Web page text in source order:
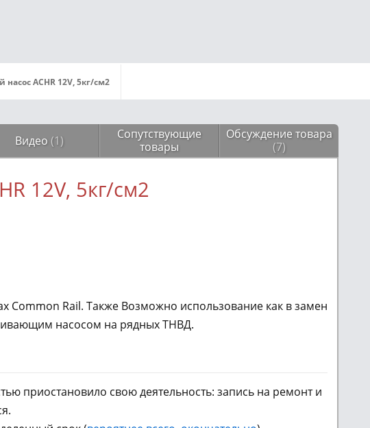
ACHR 12V, 5кг/см2
Видео (1)
Сопутствующие
товары
Обсуждение товара
(7)
12V, 5кг/см2
Common Rail. Также Возможно использование как в замен
насосом на рядных ТНВД.
приостановило свою деятельность: запись на ремонт и